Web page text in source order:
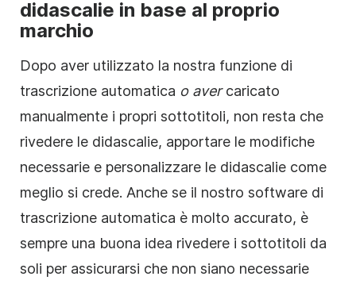
didascalie in base al proprio
marchio
Dopo aver utilizzato la nostra funzione di
trascrizione automatica o avercaricato
manualmente i propri sottotitoli, non resta che
rivedere le didascalie, apportare le modifiche
necessarie e personalizzare le didascalie come
meglio si crede. Anche se il nostro software di
trascrizione automatica è molto accurato, è
sempre una buona idea rivedere i sottotitoli da
soli per assicurarsi che non siano necessarie